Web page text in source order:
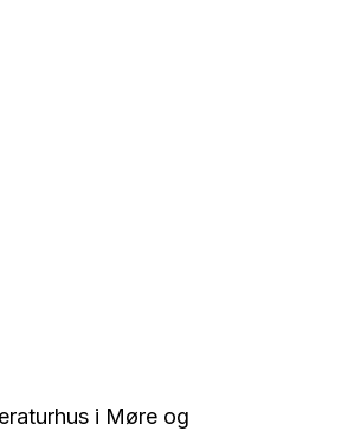
i Møre og